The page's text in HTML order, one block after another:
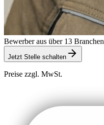
Bewerber aus über 13 Branchen
Jetzt Stelle schalten
Preise zzgl. MwSt.